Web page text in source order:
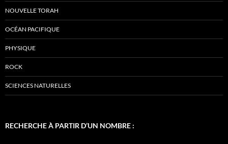
NOUVELLE TORAH
OCÉAN PACIFIQUE
PHYSIQUE
ROCK
SCIENCES NATURELLES
RECHERCHE À PARTIR D’UN NOMBRE :